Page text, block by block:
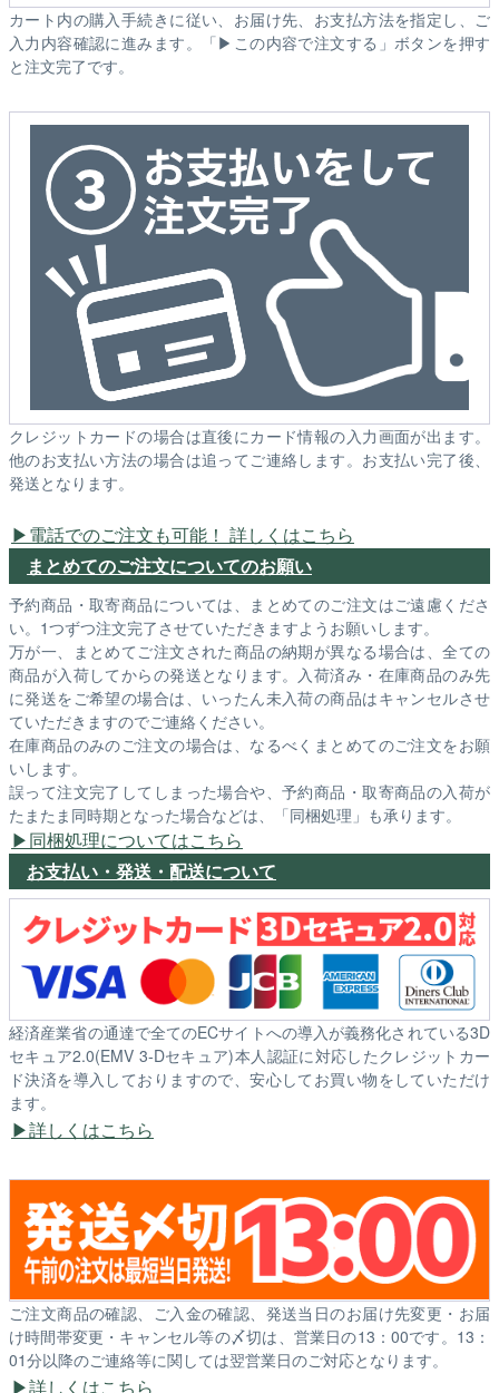
カート内の購入手続きに従い、お届け先、お支払方法を指定し、ご
入力内容確認に進みます。「▶この内容で注文する」ボタンを押す
と注文完了です。
クレジットカードの場合は直後にカード情報の入力画面が出ます。
他のお支払い方法の場合は追ってご連絡します。お支払い完了後、
発送となります。
電話でのご注文も可能！ 詳しくはこちら
まとめてのご注文についてのお願い
予約商品・取寄商品については、まとめてのご注文はご遠慮くださ
い。1つずつ注文完了させていただきますようお願いします。
万が一、まとめてご注文された商品の納期が異なる場合は、全ての
商品が入荷してからの発送となります。入荷済み・在庫商品のみ先
に発送をご希望の場合は、いったん未入荷の商品はキャンセルさせ
ていただきますのでご連絡ください。
在庫商品のみのご注文の場合は、なるべくまとめてのご注文をお願
いします。
誤って注文完了してしまった場合や、予約商品・取寄商品の入荷が
たまたま同時期となった場合などは、「同梱処理」も承ります。
同梱処理についてはこちら
お支払い・発送・配送について
経済産業省の通達で全てのECサイトへの導入が義務化されている3D
セキュア2.0(EMV 3-Dセキュア)本人認証に対応したクレジットカー
ド決済を導入しておりますので、安心してお買い物をしていただけ
ます。
詳しくはこちら
ご注文商品の確認、ご入金の確認、発送当日のお届け先変更・お届
け時間帯変更・キャンセル等の〆切は、営業日の13：00です。13：
01分以降のご連絡等に関しては翌営業日のご対応となります。
詳しくはこちら